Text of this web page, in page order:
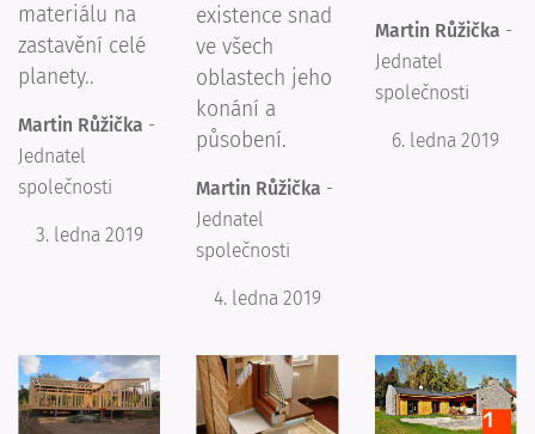
materiálu na
zastavění celé
planety..
Martin Růžička -
Jednatel
společnosti
3. ledna 2019
existence snad
ve všech
oblastech jeho
konání a
působení.
Martin Růžička -
Jednatel
společnosti
4. ledna 2019
Martin Růžička -
Jednatel
společnosti
6. ledna 2019